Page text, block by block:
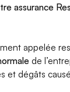
assurance
appelée
de
et dégâts